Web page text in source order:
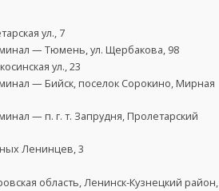
ул., 7
— Тюмень, ул. Щербакова, 98
ул., 23
— Бийск, поселок Сорокино, Мирная
— п. г. т. Запрудня, Пролетарский
Ленинцев, 3
область, Ленинск-Кузнецкий район,